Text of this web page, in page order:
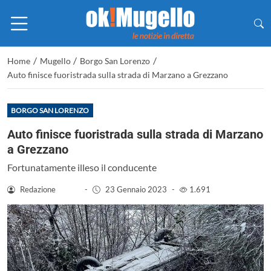
Home / Mugello / Borgo San Lorenzo /
Auto finisce fuoristrada sulla strada di Marzano a Grezzano
BORGO SAN LORENZO
Auto finisce fuoristrada sulla strada di Marzano
a Grezzano
Fortunatamente illeso il conducente
Redazione - 23 Gennaio 2023 - 1.691